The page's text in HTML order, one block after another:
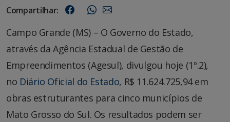
Compartilhar:
Campo Grande (MS) – O Governo do Estado,
através da Agência Estadual de Gestão de
Empreendimentos (Agesul), divulgou hoje (1º.2),
no Diário Oficial do Estado, R$ 11.624.725,94 em
obras estruturantes para cinco municípios de
Mato Grosso do Sul. Os resultados podem ser